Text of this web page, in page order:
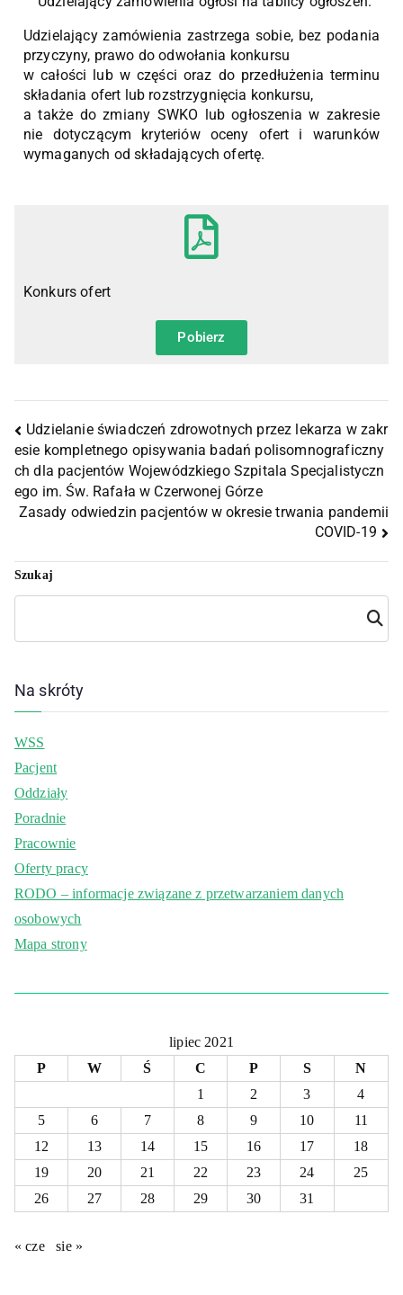
Udzielający zamówienia zastrzega sobie, bez podania
przyczyny, prawo do odwołania konkursu
w całości lub w części oraz do przedłużenia terminu
składania ofert lub rozstrzygnięcia konkursu,
a także do zmiany SWKO lub ogłoszenia w zakresie
nie dotyczącym kryteriów oceny ofert i warunków
wymaganych od składających ofertę.
Konkurs ofert
Pobierz
Udzielanie świadczeń zdrowotnych przez lekarza w zakr
esie kompletnego opisywania badań polisomnograficzny
ch dla pacjentów Wojewódzkiego Szpitala Specjalistyczn
ego im. Św. Rafała w Czerwonej Górze
Zasady odwiedzin pacjentów w okresie trwania pandemii
COVID-19
Szukaj
Szuka
j
Na skróty
WSS
Pacjent
Oddziały
Poradnie
Pracownie
Oferty pracy
RODO – informacje związane z przetwarzaniem danych
osobowych
Mapa strony
lipiec 2021
P
W Ś C P S
N
1
2 3
4
5
6 7 8 9 10
11
12
13 14 15 16 17
18
19
20 21 22 23 24
25
26
27 28 29 30 31
« cze sie »